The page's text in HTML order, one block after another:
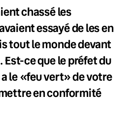
chassé les
essayé de les en
tout le monde devant
ce que le préfet du
le «feu vert» de votre
en conformité